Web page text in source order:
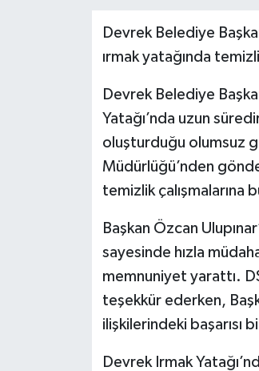
Devrek Belediye
ırmak yatağında
Devrek Belediye
Yatağı’nda uzun
oluşturduğu olumsuz
Müdürlüğü’nden
temizlik çalışmalarına
Başkan Özcan
sayesinde hızla
memnuniyet yarattı.
teşekkür ederken,
ilişkilerindeki başarısı
Devrek Irmak